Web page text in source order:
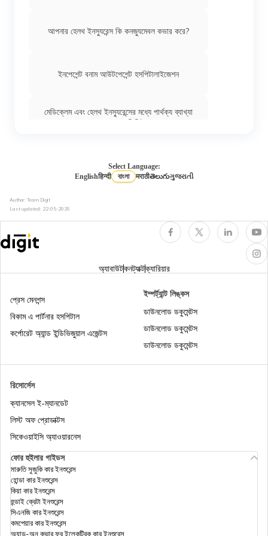
আপনার হেলথ ইনস্যুরেন্স কি কনজ্যুমেবল কভার করে?
ইনপেশেন্ট বনাম আউটপেশেন্ট হসপিটালাইজেশন
মেডিক্লেম এবং হেলথ ইনস্যুরেন্সের মধ্যে পার্থক্য ব্যাখ্যা
করা হয়েছে | ডিজিট
মেডিক্লেম পলিসি
প্রবীণ নাগরিকদের জন্য হেলথ ইন্স্যুরেন্স
হেলথ ইন্স্যুরেন্সে কিউমুলেটিভ বোনাস : 100% পর্যন্ত নো
ক্লেম বোনাস ডিসকাউন্ট
আসন্ন রিটায়ারিং এমপ্লয়ীজদের জন্য সুপার টপ-আপ হেলথ
Select Language:
Englishहिन्दी বাংলা मराठीతెలుగుગુજરાતી
Author: Team Digit
Last updated: 22-05-2026
অ্যাবাউটকনট্যাক্টক্যারিয়ার
রিসোর্সেস
ক্যানসেল ই-ম্যানডেট
লিস্ট অফ প্রোডাক্টস
সিকেওয়াইসি অ্যাওয়ারনেস
প্রেস মেনশন্স
বিকাম এ পার্টনার হসপিটাল
কর্পোরেট অ্যান্ড ইন্ডিভিজুয়াল এজেন্টস
ইম্পর্ট্যান্ট লিঙ্কস
ডাউনলোড ডকুমেন্টস
ডাউনলোড ডকুমেন্টস
ডাউনলোড ডকুমেন্টস
ফোর হুইলার গাইডস
মারুতি সুজুকি কার ইনশুরেন্স
হোন্ডা কার ইনশুরেন্স
কিয়া কার ইনশুরেন্স
হুন্ডাই ক্রেটা ইনশুরেন্স
সিএনজি কার ইনশুরেন্স
কমপেয়ার কার ইনশুরেন্স
অ্যাড-অন কভার ফর ইলেকট্রিক কার ইনশুরেন্স